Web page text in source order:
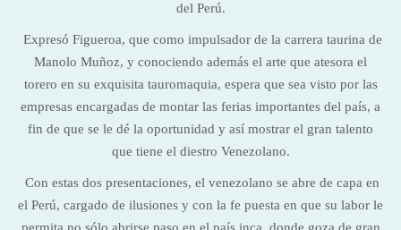
del Perú.
Expresó Figueroa, que como impulsador de la carrera taurina de
Manolo Muñoz, y conociendo además el arte que atesora el
torero en su exquisita tauromaquia, espera que sea visto por las
empresas encargadas de montar las ferias importantes del país, a
fin de que se le dé la oportunidad y así mostrar el gran talento
que tiene el diestro Venezolano.
Con estas dos presentaciones, el venezolano se abre de capa en
el Perú, cargado de ilusiones y con la fe puesta en que su labor le